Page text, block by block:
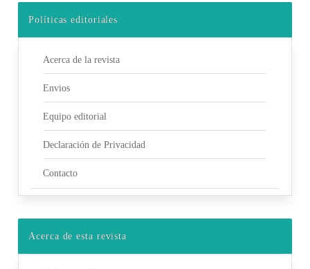
Políticas editoriales
Acerca de la revista
Envios
Equipo editorial
Declaración de Privacidad
Contacto
Acerca de esta revista